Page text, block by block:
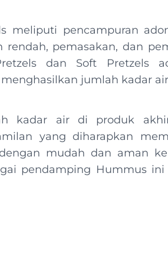
meliputi pencampuran
rendah, pemasakan, dan
dan Soft Pretzels
jumlah kadar
kadar air di produk
yang diharapkan
mudah dan aman
pendamping Hummus